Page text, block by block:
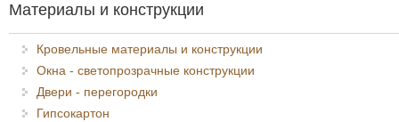
Материалы и конструкции
Кровельные материалы и конструкции
Окна - светопрозрачные конструкции
Двери - перегородки
Гипсокартон